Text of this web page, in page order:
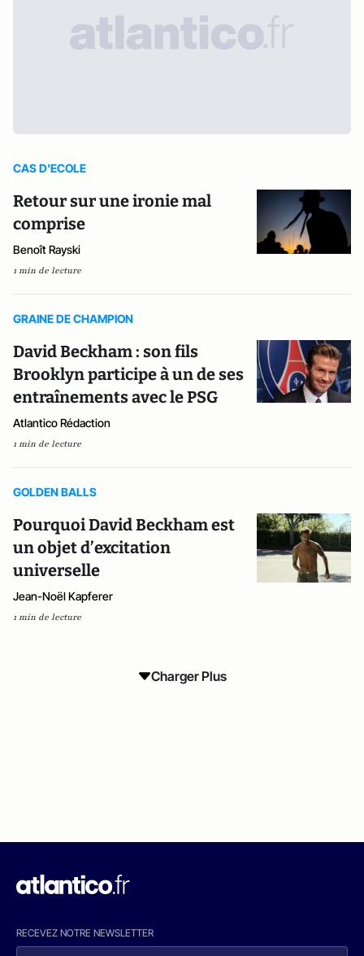
CAS D'ECOLE
Retour sur une ironie mal
comprise
Benoît Rayski
1 min de lecture
GRAINE DE CHAMPION
David Beckham : son fils
Brooklyn participe à un de ses
entraînements avec le PSG
Atlantico Rédaction
1 min de lecture
GOLDEN BALLS
Pourquoi David Beckham est
un objet d’excitation
universelle
Jean-Noël Kapferer
1 min de lecture
Charger Plus
RECEVEZ NOTRE NEWSLETTER